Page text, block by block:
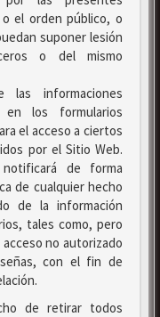
el orden público, o
suponer lesión
o del mismo
informaciones
los formularios
el acceso a ciertos
por el Sitio Web.
de forma
de cualquier hecho
de la información
tales como, pero
no autorizado
con el fin de
de retirar todos